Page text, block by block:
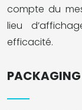
compte du
lieu
efficacité.
PACKAGING